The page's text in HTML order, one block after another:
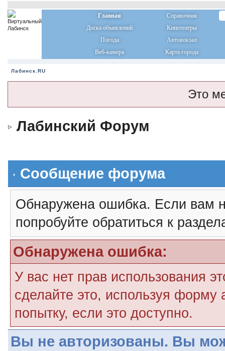
Главная
Справочная
Доска объявлений
Кинотеатры
Погода
Автовокзал
Веб-камера
Карта города
Лабинск.RU
Это
Лабинский Форум
Сообщение форума
Обнаружена ошибка. Если вам
попробуйте обратиться к
Обнаружена ошибка:
У вас нет прав использования
сделайте это, используя форму
попытку, если это доступно.
Вы не авторизованы. Вы